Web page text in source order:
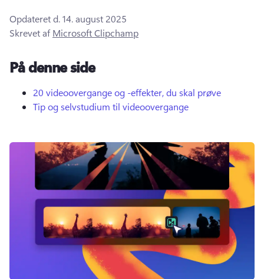
Prøv det gratis
Opdateret d.14. august 2025
Skrevet afMicrosoft Clipchamp
På denne side
20 videoovergange og -effekter, du skal prøve
Tip og selvstudium til videoovergange